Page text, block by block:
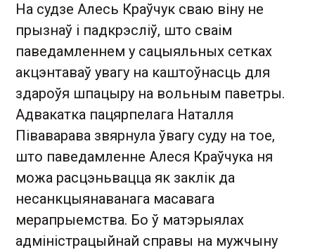
На судзе Алесь Краўчук сваю віну не
прызнаў і падкрэсліў, што сваім
паведамленнем у сацыяльных сетках
акцэнтаваў увагу на каштоўнасць для
здароўя шпацыру на вольным паветры.
Адвакатка пацярпелага Наталля
Піваварава звярнула ўвагу суду на тое,
што паведамленне Алеся Краўчука ня
можа расцэньвацца як заклік да
несанкцыянаванага масавага
мерапрыемства. Бо ў матэрыялах
адміністрацыйнай справы на мужчыну